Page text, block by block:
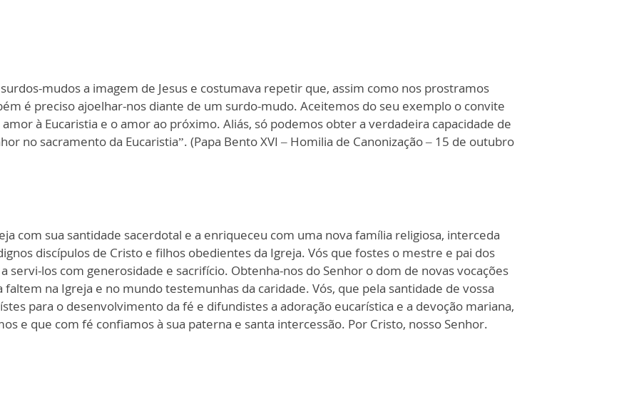
mudos a imagem de Jesus e costumava repetir que, assim como nos prostramos
é preciso ajoelhar-nos diante de um surdo-mudo. Aceitemos do seu exemplo o convite
à Eucaristia e o amor ao próximo. Aliás, só podemos obter a verdadeira capacidade de
no sacramento da Eucaristia”. (Papa Bento XVI – Homilia de Canonização – 15 de outubro
com sua santidade sacerdotal e a enriqueceu com uma nova família religiosa, interceda
discípulos de Cristo e filhos obedientes da Igreja. Vós que fostes o mestre e pai dos
servi-los com generosidade e sacrifício. Obtenha-nos do Senhor o dom de novas vocações
na Igreja e no mundo testemunhas da caridade. Vós, que pela santidade de vossa
para o desenvolvimento da fé e difundistes a adoração eucarística e a devoção mariana,
e que com fé confiamos à sua paterna e santa intercessão. Por Cristo, nosso Senhor.